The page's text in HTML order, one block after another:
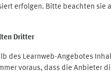
erfolgen. Bitte beachten
Dritter
des Learnweb-Angebotes
voraus, dass die Anbieter